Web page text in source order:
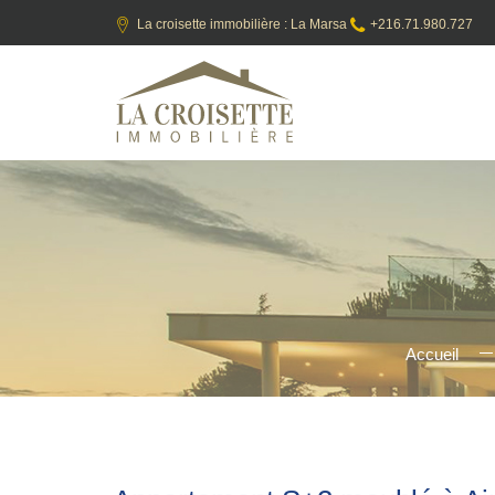
La croisette immobilière : La Marsa +216.71.980.727
Accueil